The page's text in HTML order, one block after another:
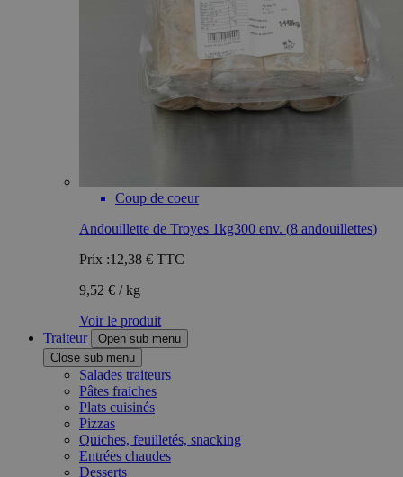
Coup de coeur
Andouillette de Troyes 1kg300 env. (8 andouillettes)
Prix :12,38 € TTC
9,52 € / kg
Voir le produit
Traiteur
Open sub menu
Close sub menu
Salades traiteurs
Pâtes fraiches
Plats cuisinés
Pizzas
Quiches, feuilletés, snacking
Entrées chaudes
Desserts